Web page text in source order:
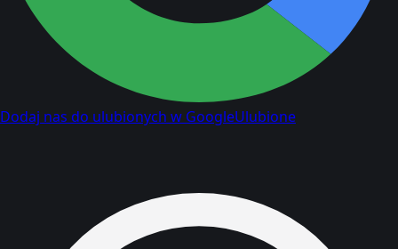
Dodaj nas do ulubionych w GoogleUlubione